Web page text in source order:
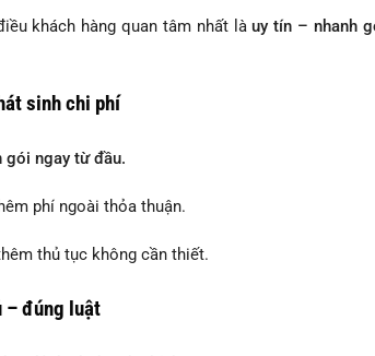
khách hàng quan tâm nhất làuy tín – nhanh
sinh chi phí
gói ngay từ đầu.
phí ngoài thỏa thuận.
thủ tục không cần thiết.
– đúng luật